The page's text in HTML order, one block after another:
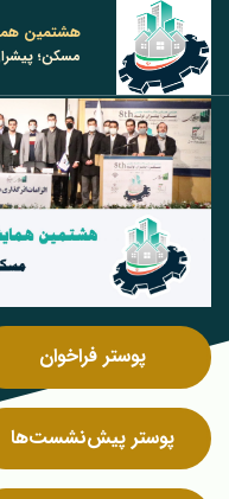
هشتمین
مسکن؛
پوستر فراخوان
پوستر پیش‌نشست‌ها